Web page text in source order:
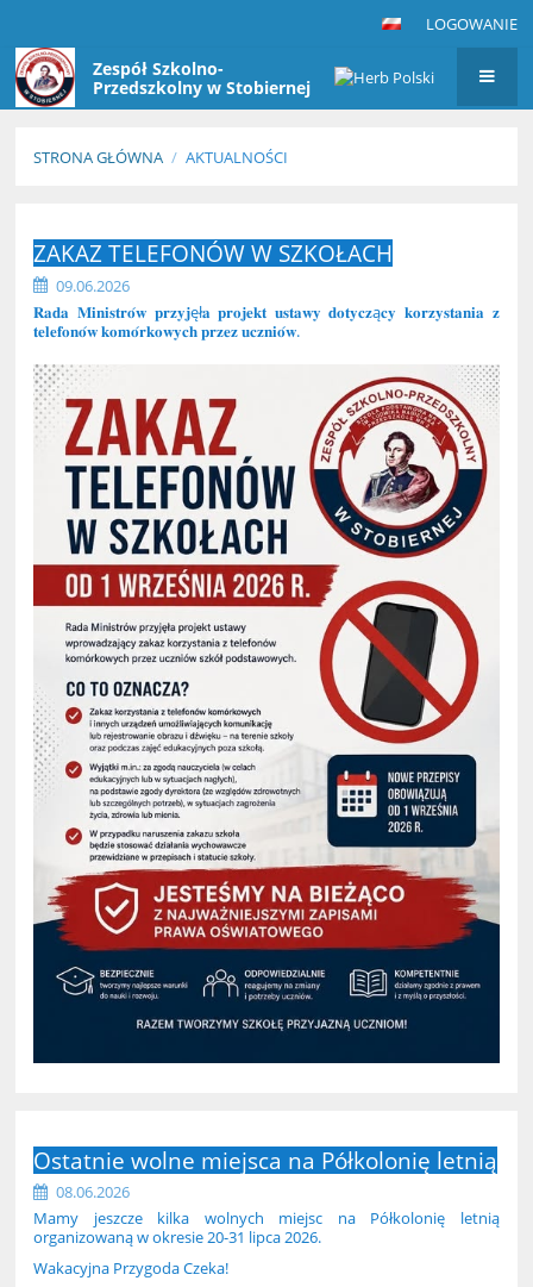
LOGOWANIE
Zespół Szkolno-
Przedszkolny w Stobiernej
STRONA GŁÓWNA / AKTUALNOŚCI
ZAKAZ TELEFONÓW W SZKOŁACH
09.06.2026
𝐑𝐚𝐝𝐚 𝐌𝐢𝐧𝐢𝐬𝐭𝐫𝐨́𝐰 𝐩𝐫𝐳𝐲𝐣ęł𝐚 𝐩𝐫𝐨𝐣𝐞𝐤𝐭 𝐮𝐬𝐭𝐚𝐰𝐲 𝐝𝐨𝐭𝐲𝐜𝐳ą𝐜𝐲 𝐤𝐨𝐫𝐳𝐲𝐬𝐭𝐚𝐧𝐢𝐚 𝐳
𝐭𝐞𝐥𝐞𝐟𝐨𝐧𝐨́𝐰 𝐤𝐨𝐦𝐨́𝐫𝐤𝐨𝐰𝐲𝐜𝐡 𝐩𝐫𝐳𝐞𝐳 𝐮𝐜𝐳𝐧𝐢𝐨́𝐰.
Ostatnie wolne miejsca na Półkolonię letnią
08.06.2026
Mamy jeszcze kilka wolnych miejsc na Półkolonię letnią
organizowaną w okresie 20-31 lipca 2026.
Wakacyjna Przygoda Czeka!